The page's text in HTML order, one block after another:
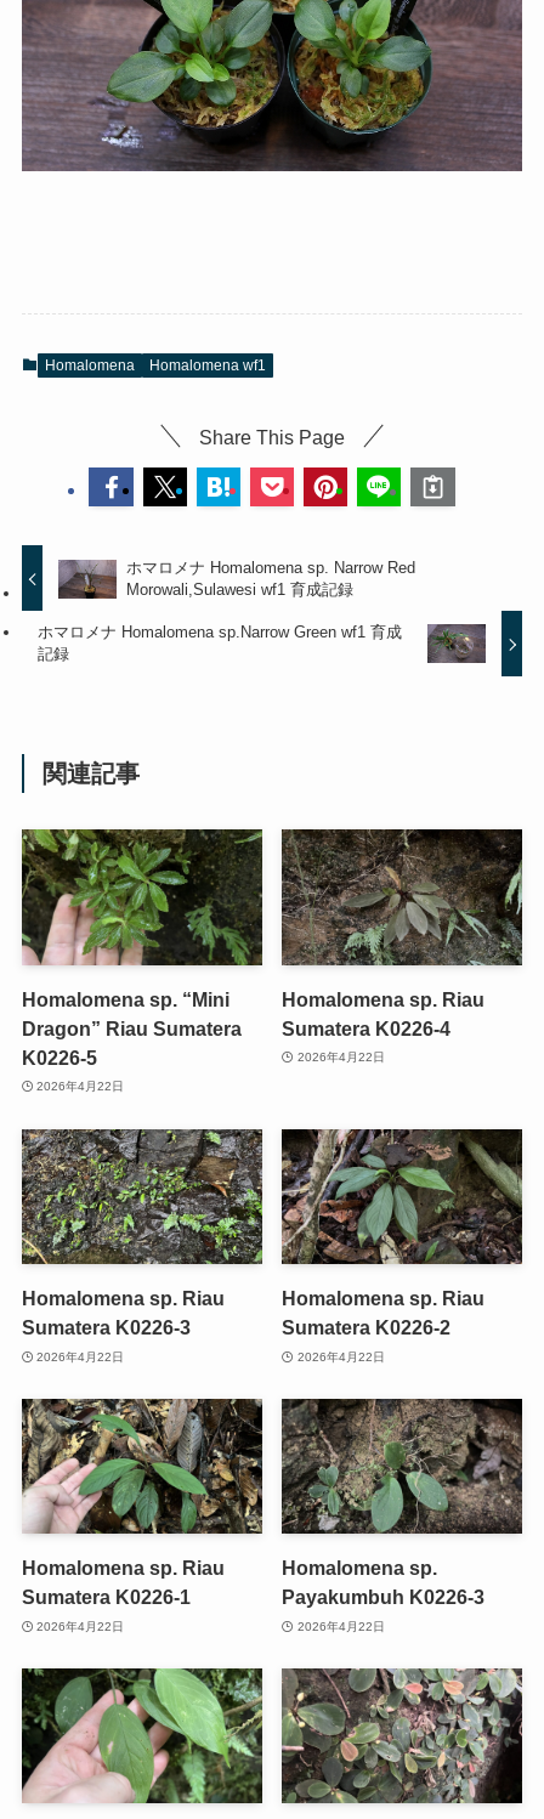
Homalomena Homalomena wf1
Share This Page
ホマロメナ Homalomena sp. Narrow Red
Morowali,Sulawesi wf1 育成記録
ホマロメナ Homalomena sp.Narrow Green wf1 育成
記録
関連記事
Homalomena sp. “Mini
Dragon” Riau Sumatera
K0226-5
2026年4月22日
Homalomena sp. Riau
Sumatera K0226-4
2026年4月22日
Homalomena sp. Riau
Sumatera K0226-3
2026年4月22日
Homalomena sp. Riau
Sumatera K0226-2
2026年4月22日
Homalomena sp. Riau
Sumatera K0226-1
2026年4月22日
Homalomena sp.
Payakumbuh K0226-3
2026年4月22日